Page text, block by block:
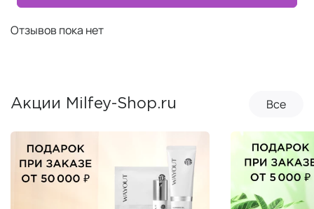
Отзывов пока нет
Акции Milfey-Shop.ru Все